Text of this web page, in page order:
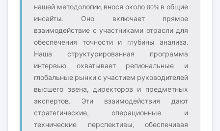
нашей методологии, внося около 80% в общие
инсайты. Оно включает прямое
взаимодействие с участниками отрасли для
обеспечения точности и глубины анализа.
Наша структурированная программа
интервью охватывает региональные и
глобальные рынки с участием руководителей
высшего звена, директоров и предметных
экспертов. Эти взаимодействия дают
стратегические, операционные и
технические перспективы, обеспечивая